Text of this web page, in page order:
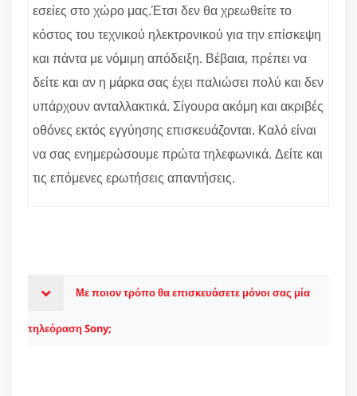
εσείες στο χώρο μας.Έτσι δεν θα χρεωθείτε το
κόστος του τεχνικού ηλεκτρονικού για την επίσκεψη
και πάντα με νόμιμη απόδειξη. Βέβαια, πρέπει να
δείτε και αν η μάρκα σας έχει παλιώσει πολύ και δεν
υπάρχουν ανταλλακτικά. Σίγουρα ακόμη και ακριβές
οθόνες εκτός εγγύησης επισκευάζονται. Καλό είναι
να σας ενημερώσουμε πρώτα τηλεφωνικά. Δείτε και
τις επόμενες ερωτήσεις απαντήσεις.
Με ποιον τρόπο θα επισκευάσετε μόνοι σας μία
τηλεόραση Sony;